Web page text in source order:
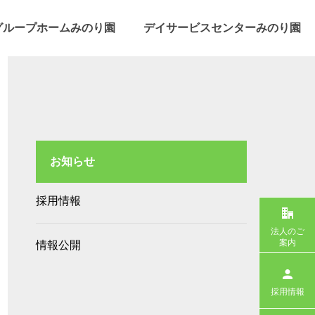
ループホームみのり園 デイサービスセンターみのり園
お知らせ
採用情報
情報公開
法人のご
案内
採用情報